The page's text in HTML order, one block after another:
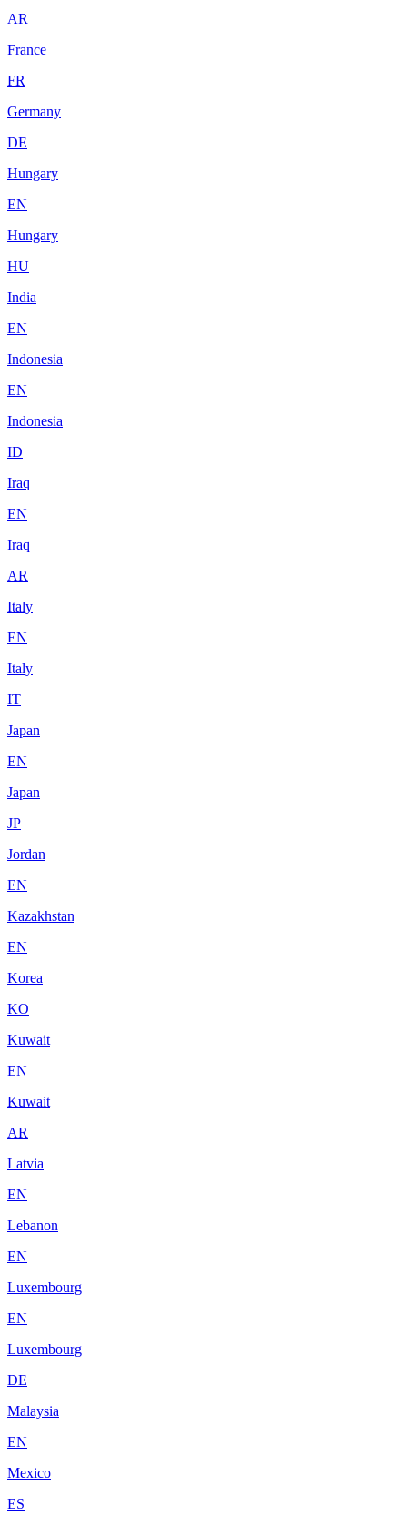
AR
France
FR
Germany
DE
Hungary
EN
Hungary
HU
India
EN
Indonesia
EN
Indonesia
ID
Iraq
EN
Iraq
AR
Italy
EN
Italy
IT
Japan
EN
Japan
JP
Jordan
EN
Kazakhstan
EN
Korea
KO
Kuwait
EN
Kuwait
AR
Latvia
EN
Lebanon
EN
Luxembourg
EN
Luxembourg
DE
Malaysia
EN
Mexico
ES